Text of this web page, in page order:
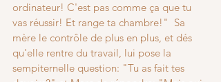
ordinateur! C'est pas comme ça que tu
vas réussir! Et range ta chambre!"  Sa
mère le contrôle de plus en plus, et dés
qu'elle rentre du travail, lui pose la
sempiternelle question: "Tu as fait tes